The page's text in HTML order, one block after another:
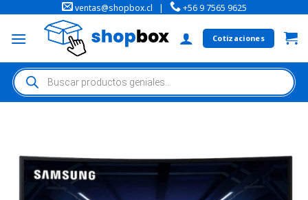
ventas@shopbox.cl | +56 9 7565 9625
Cotizaciones